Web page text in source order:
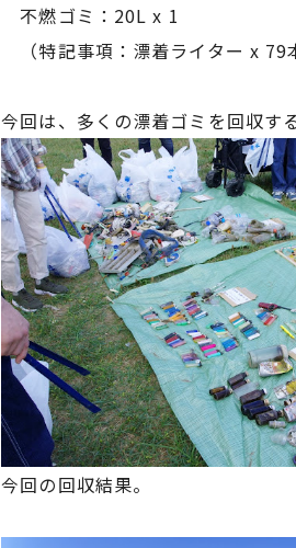
不燃ゴミ：20L x 1
（特記事項：漂着ライター x
今回は、多くの漂着ゴミを回収す
今回の回収結果。